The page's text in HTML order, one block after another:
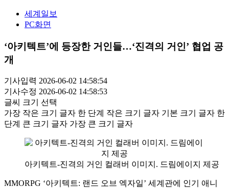
세계일보
PC화면
‘아키텍트’에 등장한 거인들…‘진격의 거인’ 협업 공
개
기사입력 2026-06-02 14:58:54
기사수정 2026-06-02 14:58:53
글씨 크기 선택
가장 작은 크기 글자 한 단계 작은 크기 글자 기본 크기 글자 한
단계 큰 크기 글자 가장 큰 크기 글자
아키텍트-진격의 거인 컬래버 이미지. 드림에이지 제공
MMORPG ‘아키텍트: 랜드 오브 엑자일’ 세계관에 인기 애니